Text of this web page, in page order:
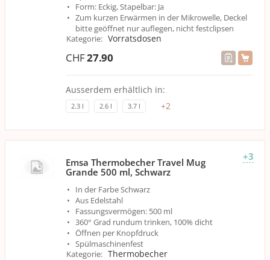
Form: Eckig, Stapelbar: Ja
Zum kurzen Erwärmen in der Mikrowelle, Deckel
bitte geöffnet nur auflegen, nicht festclipsen
Kategorie: Vorratsdosen
CHF27.90
Ausserdem erhältlich in:
2.3 l 2.6 l 3.7 l +2
+3
Emsa Thermobecher Travel Mug
Grande 500 ml, Schwarz
In der Farbe Schwarz
Aus Edelstahl
Fassungsvermögen: 500 ml
360° Grad rundum trinken, 100% dicht
Öffnen per Knopfdruck
Spülmaschinenfest
Kategorie: Thermobecher